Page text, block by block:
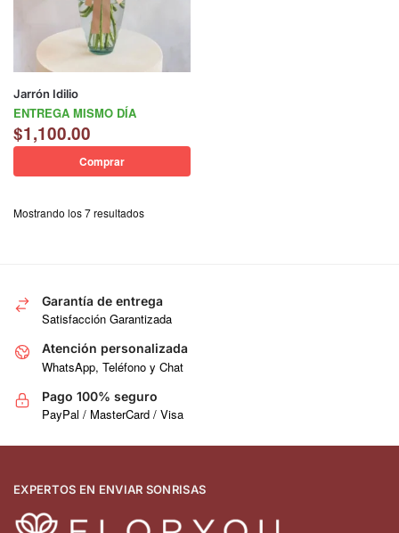
Jarrón Idilio
ENTREGA MISMO DÍA
$1,100.00
Comprar
Mostrando los 7 resultados
Garantía de entrega
Satisfacción Garantizada
Atención personalizada
WhatsApp, Teléfono y Chat
Pago 100% seguro
PayPal / MasterCard / Visa
EXPERTOS EN ENVIAR SONRISAS